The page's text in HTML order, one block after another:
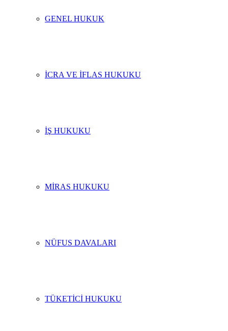
GENEL HUKUK
İCRA VE İFLAS HUKUKU
İŞ HUKUKU
MIRAS HUKUKU
NÜFUS DAVALARI
TÜKETICI HUKUKU